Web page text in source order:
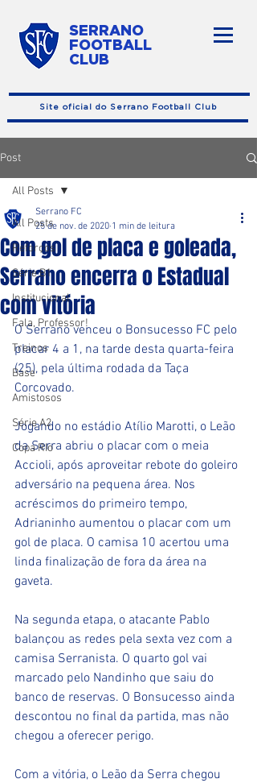
SERRANO
FOOTBALL
CLUB
Site oficial do Serrano Football Club
Post
All Posts
Reforços
Série B1
Institucional
Fala, Professor!
Treinos
Base
Amistosos
Série A2
Copa RIo
All Posts
Com gol de placa e goleada,
Serrano encerra o Estadual
com vitória
Serrano FC
25 de nov. de 2020 1 min de leitura
O Serrano venceu o Bonsucesso FC pelo
placar 4 a 1, na tarde desta quarta-feira
(25), pela última rodada da Taça
Corcovado.
Jogando no estádio Atílio Marotti, o Leão
da Serra abriu o placar com o meia
Accioli, após aproveitar rebote do goleiro
adversário na pequena área. Nos
acréscimos do primeiro tempo,
Adrianinho aumentou o placar com um
gol de placa. O camisa 10 acertou uma
linda finalização de fora da área na
gaveta.
Na segunda etapa, o atacante Pablo
balançou as redes pela sexta vez com a
camisa Serranista. O quarto gol vai
marcado pelo Nandinho que saiu do
banco de reservas. O Bonsucesso ainda
descontou no final da partida, mas não
chegou a oferecer perigo.
Com a vitória, o Leão da Serra chegou